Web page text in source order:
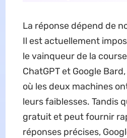
La réponse dépend de
Il est actuellement
le vainqueur de la
ChatGPT et Google
où les deux machines
leurs faiblesses. Tandis
gratuit et peut fournir
réponses précises,